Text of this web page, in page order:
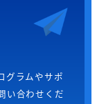
グラムやサポ
い合わせくだ